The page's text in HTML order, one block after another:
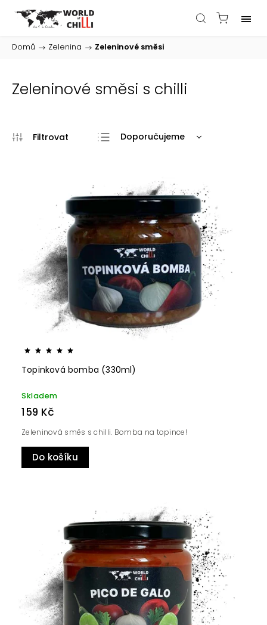
Domů / Zelenina / Zeleninové směsi
Zeleninové směsi s chilli
Doporučujeme
Nejprodávanější
Abecedně
Topinková bomba (330ml)
Skladem
159 Kč
Do košíku
Zeleninová směs s chilli. Bomba na topince!